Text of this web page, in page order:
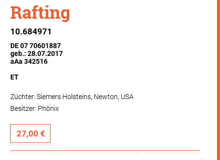
Rafting
10.684971
DE 07 70601887
geb.: 28.07.2017
aAa 342516
ET
Züchter: Siemers Holsteins, Newton, USA
Besitzer: Phönix
27,00 €